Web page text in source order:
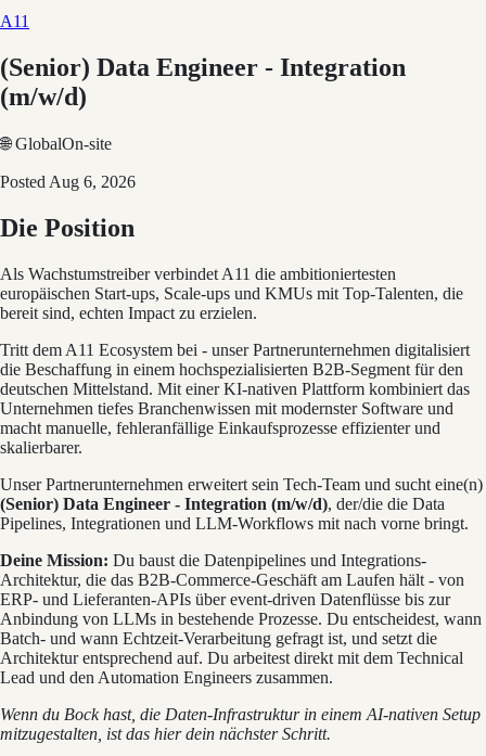
A11
(Senior) Data Engineer - Integration
(m/w/d)
🌐 GlobalOn-site
Posted Aug 6, 2026
Die Position
Als Wachstumstreiber verbindet A11 die ambitioniertesten
europäischen Start-ups, Scale-ups und KMUs mit Top-Talenten, die
bereit sind, echten Impact zu erzielen.
Tritt dem A11 Ecosystem bei - unser Partnerunternehmen digitalisiert
die Beschaffung in einem hochspezialisierten B2B-Segment für den
deutschen Mittelstand. Mit einer KI-nativen Plattform kombiniert das
Unternehmen tiefes Branchenwissen mit modernster Software und
macht manuelle, fehleranfällige Einkaufsprozesse effizienter und
skalierbarer.
Unser Partnerunternehmen erweitert sein Tech-Team und sucht eine(n)
(Senior) Data Engineer - Integration (m/w/d), der/die die Data
Pipelines, Integrationen und LLM-Workflows mit nach vorne bringt.
Deine Mission: Du baust die Datenpipelines und Integrations-
Architektur, die das B2B-Commerce-Geschäft am Laufen hält - von
ERP- und Lieferanten-APIs über event-driven Datenflüsse bis zur
Anbindung von LLMs in bestehende Prozesse. Du entscheidest, wann
Batch- und wann Echtzeit-Verarbeitung gefragt ist, und setzt die
Architektur entsprechend auf. Du arbeitest direkt mit dem Technical
Lead und den Automation Engineers zusammen.
Wenn du Bock hast, die Daten-Infrastruktur in einem AI-nativen Setup
mitzugestalten, ist das hier dein nächster Schritt.